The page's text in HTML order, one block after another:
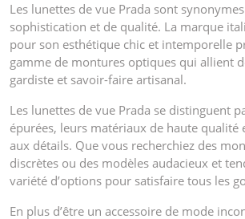
Les lunettes de vue Prada sont synonymes
sophistication et de qualité. La marque
pour son esthétique chic et intemporelle
gamme de montures optiques qui allient
gardiste et savoir-faire artisanal.
Les lunettes de vue Prada se distinguent
épurées, leurs matériaux de haute qualité
aux détails. Que vous recherchiez des
discrètes ou des modèles audacieux et
variété d’options pour satisfaire tous les
En plus d’être un accessoire de mode